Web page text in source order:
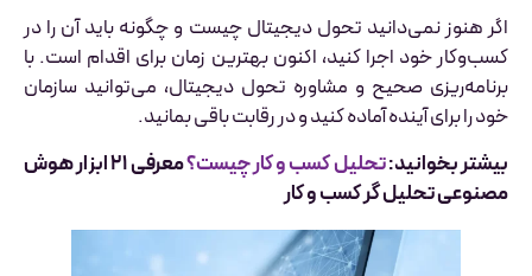
اگر هنوز نمی‌دانید تحول دیجیتال چیست و چگونه باید آن را در
کسب‌وکار خود اجرا کنید، اکنون بهترین زمان برای اقدام است. با
برنامه‌ریزی صحیح و مشاوره تحول دیجیتال، می‌توانید سازمان
خود را برای آینده آماده کنید و در رقابت باقی بمانید.
بیشتر بخوانید:تحلیل کسب و کار چیست؟
معرفی ۲۱ ابزار هوش
مصنوعی تحلیل گر کسب و کار